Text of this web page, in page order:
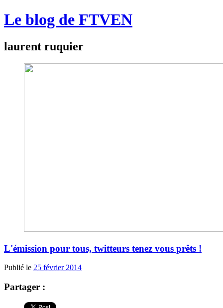
Le blog de FTVEN
laurent ruquier
L'émission pour tous, twitteurs tenez vous prêts !
Publié le 25 février 2014
Partager :